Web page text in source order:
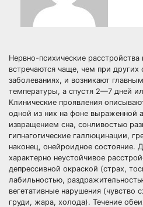
Нервно-психические расстройства
встречаются чаще, чем при
заболеваниях, и возникают
температуры, а спустя 2—7 дней
Клинические проявления
одной из них на фоне выраженной
извращением сна, сонливостью
гипнагогические галлюцинации,
наконец, онейроидное состояние.
характерно неустойчивое
депрессивной окраской (страх,
лабильностью,
вегетативные нарушения (чувство
груди, жара, холода). Течение